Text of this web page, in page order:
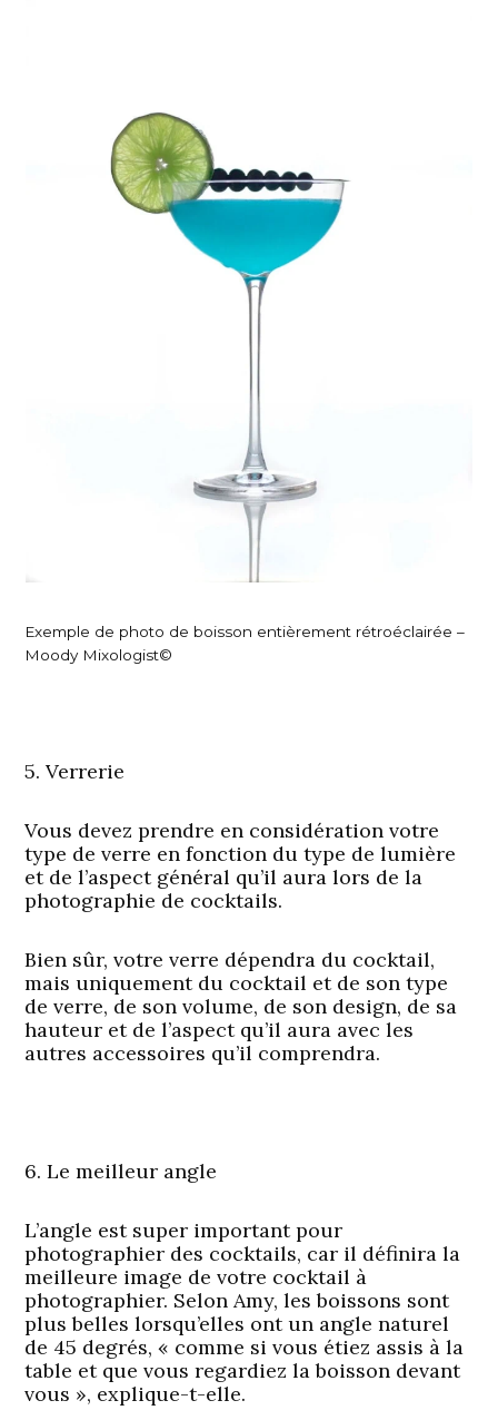
Exemple de photo de boisson entièrement rétroéclairée –
Moody Mixologist©
5. Verrerie
Vous devez prendre en considération votre
type de verre en fonction du type de lumière
et de l’aspect général qu’il aura lors de la
photographie de cocktails.
Bien sûr, votre verre dépendra du cocktail,
mais uniquement du cocktail et de son type
de verre, de son volume, de son design, de sa
hauteur et de l’aspect qu’il aura avec les
autres accessoires qu’il comprendra.
6. Le meilleur angle
L’angle est super important pour
photographier des cocktails, car il définira la
meilleure image de votre cocktail à
photographier. Selon Amy, les boissons sont
plus belles lorsqu’elles ont un angle naturel
de 45 degrés, « comme si vous étiez assis à la
table et que vous regardiez la boisson devant
vous », explique-t-elle.